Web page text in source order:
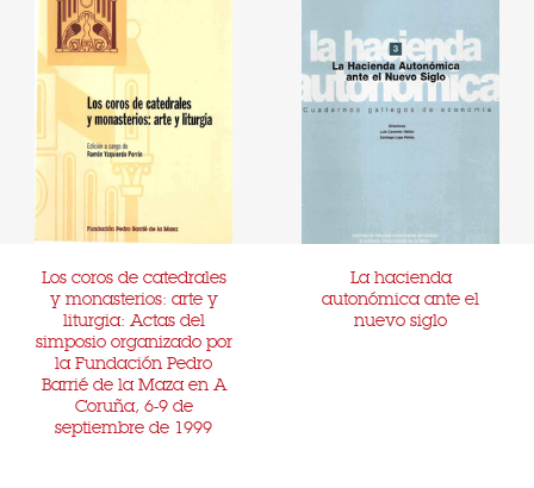
Los coros de catedrales
y monasterios: arte y
liturgia: Actas del
simposio organizado por
la Fundación Pedro
Barrié de la Maza en A
Coruña, 6-9 de
septiembre de 1999
La hacienda
autonómica ante el
nuevo siglo